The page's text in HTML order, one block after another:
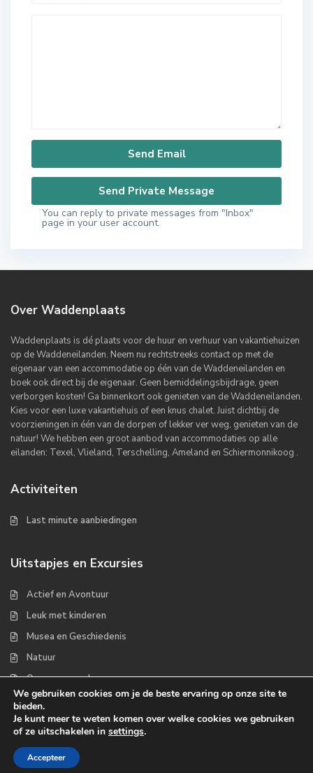
You can reply to private messages from "Inbox"
page in your user account.
Over Waddenplaats
Waddenplaats is dé plaats voor de huur en verhuur van vakantiehuizen
op de Waddeneilanden. Neem nu rechtstreeks contact op met de
eigenaar van een accommodatie op één van de Waddeneilanden en
boek ook direct bij de eigenaar. Geen bemiddelingsbijdrage, geen
verborgen kosten! Ga binnenkort ook genieten van de Waddeneilanden.
Kies voor een luxe vakantiehuis of een knus chalet. Juist dichtbij de
voorzieningen in één van de dorpen of lekker ver weg, genieten van de
natuur! We hebben een groot aanbod van accommodaties op alle
eilanden: Texel, Vlieland, Terschelling, Ameland en Schiermonnikoog .
Activiteiten
Last minute aanbiedingen
Uitstapjes en Excursies
Actief en Avontuur
Leuk met kinderen
Musea en Geschiedenis
Natuur
Op zee en wad
Copyrights 2022 - Waddenplaats.nl
Over ons
Handige links
We gebruiken cookies om je de beste ervaring op onze site te
bieden.
Je kunt meer te weten komen over welke cookies we gebruiken
of ze uitschakelen in settings.
Accepteer